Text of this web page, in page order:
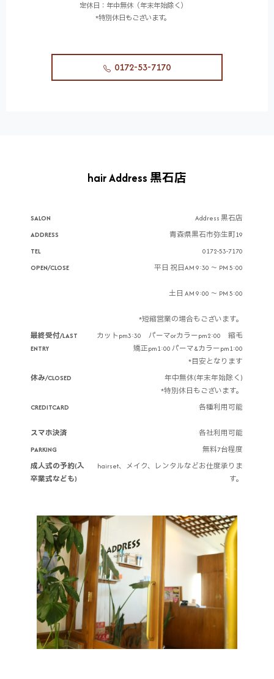
定休日：年中無休（年末年始除く）
*特別休日もございます。
0172-53-7170
hair Address 黒石店
SALON
Address 黒石店
ADDRESS
青森県黒石市弥生町19
TEL
0172-53-7170
OPEN/CLOSE
平日 祝日AM 9:30 ～ PM 5:00
土日 AM 9:00 ～ PM 5:00
*短縮営業の場合もございます。
最終受付/LAST
ENTRY
カットpm3:30 パーマorカラーpm2:00 縮毛
矯正pm1:00 パーマ&カラーpm1:00
*目安となります
休み/CLOSED
年中無休(年末年始除く)
*特別休日もございます。
CREDITCARD
スマホ決済
各種利用可能
各社利用可能
PARKING
無料7台程度
成人式の予約(入
卒業式なども)
hairset、メイク、レンタルなどお仕度承りま
す。